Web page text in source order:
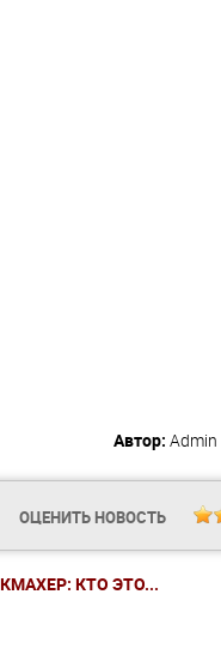
Автор: Admin
ОЦЕНИТЬ НОВОСТЬ
КТО ЭТО...